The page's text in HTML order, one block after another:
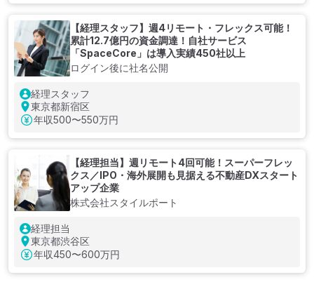
【経理スタッフ】週4リモート・フレックス可能！
累計12.7億円の資金調達！自社サービス
「SpaceCore」は導入実績450社以上
ログイン後に社名公開
経理スタッフ
東京都新宿区
年収500〜550万円
【経理担当】週リモート4回可能！スーパーフレッ
クス／IPO・海外展開も見据える不動産DXスタート
アップ企業
株式会社スタイルポート
経理担当
東京都渋谷区
年収450〜600万円